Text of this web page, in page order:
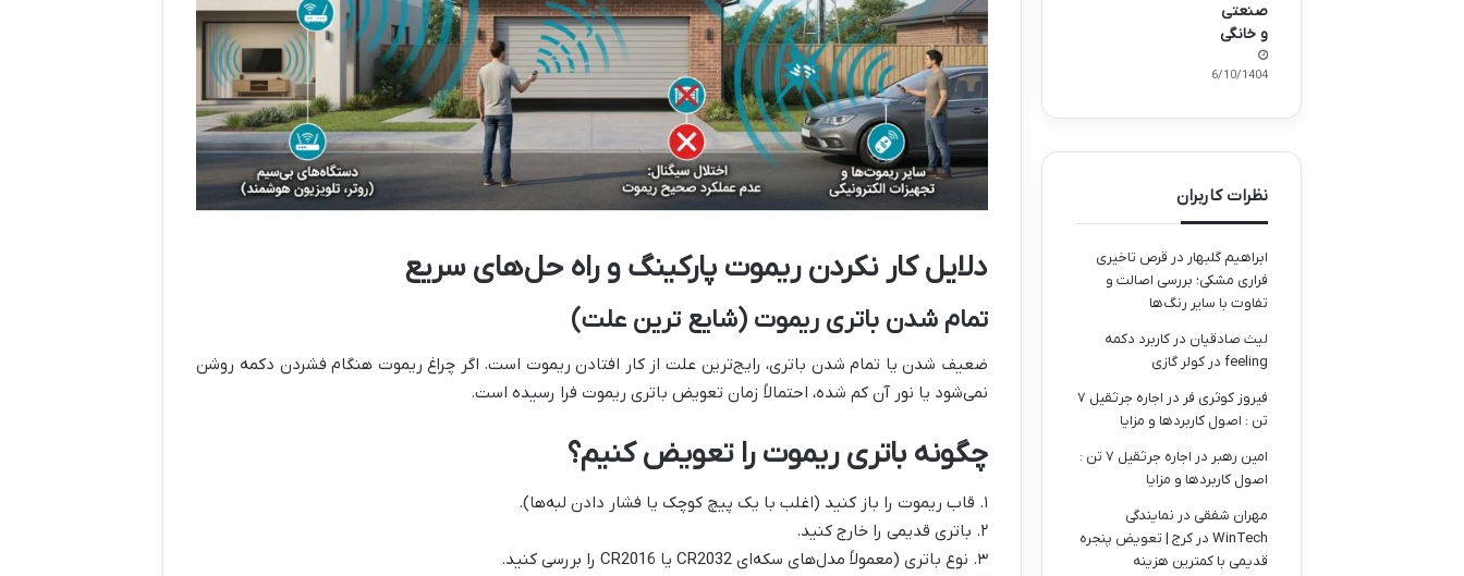
دلایل کار نکردن ریموت پارکینگ و راه حل‌های سریع
تمام شدن باتری ریموت (شایع ترین علت)
ضعیف شدن یا تمام شدن باتری، رایج‌ترین علت از کار افتادن ریموت است. اگر چراغ ریموت هنگام فشردن دکمه روشن
نمی‌شود یا نور آن کم شده، احتمالاً زمان تعویض باتری ریموت فرا رسیده است.
چگونه باتری ریموت را تعویض کنیم؟
۱. قاب ریموت را باز کنید (اغلب با یک پیچ کوچک یا فشار دادن لبه‌ها).
۲. باتری قدیمی را خارج کنید.
۳. نوع باتری (معمولاً مدل‌های سکه‌ای CR2032 یا CR2016 را بررسی کنید.
صنعتی
و خانگی
16/10/1404
نظرات کاربران
ابراهیم گلبهار در قرص تاخیری
فراری مشکی؛ بررسی اصالت و
تفاوت با سایر رنگ‌ها
لیث صادقیان درکاربرد دکمه
feeling در کولر گازی
فیروز کوثری فر در
اجاره جرثقیل ۷
تن : اصول کاربردها و مزایا
امین رهبر در
اجاره جرثقیل ۷ تن :
اصول کاربردها و مزایا
مهران شفقی در نمایندگی
WinTech در کرج | تعویض پنجره
قدیمی با کمترین هزینه